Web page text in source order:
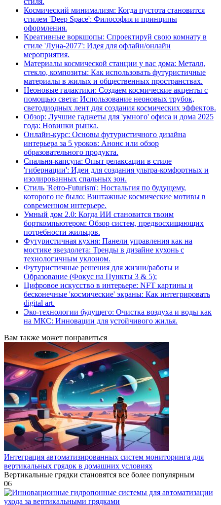
Космический минимализм: Когда пустота становится
стилем 'Deep Space': Философия и принципы
оформления.
Креативные воркшопы: Спроектируй свою комнату в
стиле 'Луна-2077': Идея для офлайн/онлайн
мероприятия.
Материалы космической станции у вас дома: Металл,
стекло, композиты: Как использовать футуристичные
материалы в жилых и общественных пространствах.
Неоновые галактики: Создаем космические акценты с
помощью света: Использование неоновых трубок,
светодиодных лент для создания космических эффектов.
Обзор: Лучшие гаджеты для 'умного' офиса и дома 2025
года: Новинки рынка.
Онлайн-курс: Основы футуристичного дизайна
интерьера за 5 уроков: Анонс или обзор
образовательного продукта.
Спальня-капсула: Опыт релаксации в стиле
'гибернации': Идеи для создания ультра-комфортных и
изолированных спальных зон.
Стиль 'Retro-Futurism': Ностальгия по будущему,
которого не было: Винтажные космические мотивы в
современном интерьере.
Умный дом 2.0: Когда ИИ становится твоим
борткомпьютером: Обзор систем, предвосхищающих
потребности жильцов.
Футуристичная кухня: Панели управления как на
мостике звездолета: Тренды в дизайне кухонь с
технологичным уклоном.
Футуристичные решения для жизни/работы и
Образование (Фокус на Пункты 3 & 5):
Цифровое искусство в интерьере: NFT картины и
бесконечные 'космические' экраны: Как интегрировать
digital art.
Эко-технологии будущего: Очистка воздуха и воды как
на МКС: Инновации для устойчивого жилья.
Вам также может понравиться
Интеграция автоматизированных систем мониторинга для
вертикальных грядок в домашних условиях
Вертикальные грядки становятся все более популярным
06